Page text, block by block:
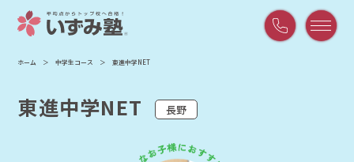
ホーム 中学生コース 東進中学NET
東進中学NET 長野